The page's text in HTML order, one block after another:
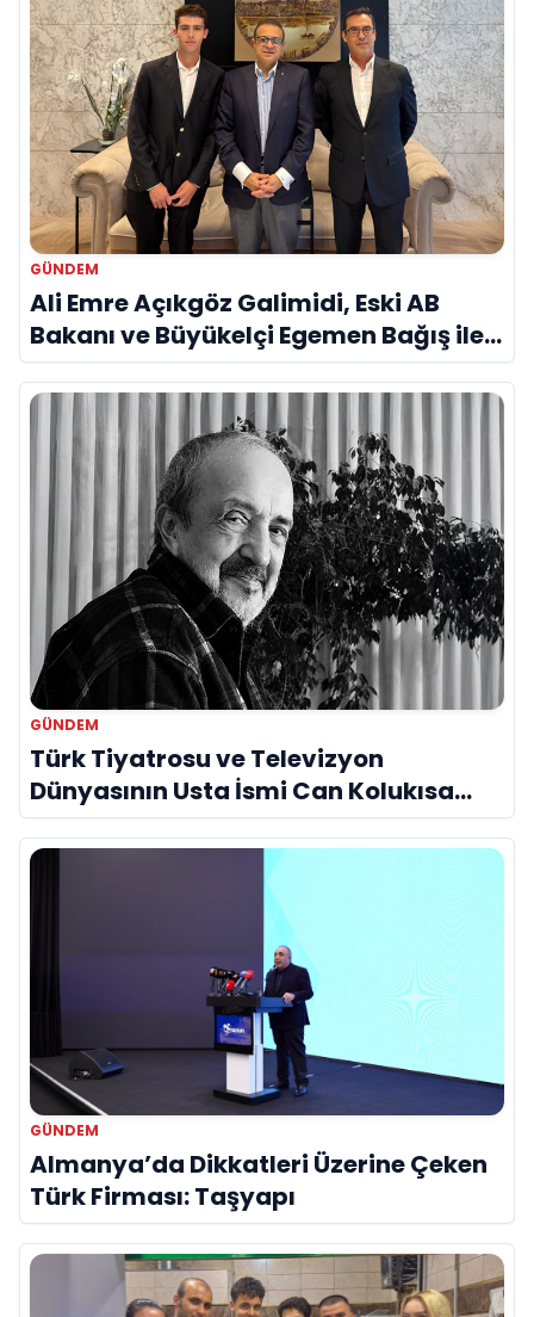
GÜNDEM
Ali Emre Açıkgöz Galimidi, Eski AB
Bakanı ve Büyükelçi Egemen Bağış ile
Bir Araya Geldi
GÜNDEM
Türk Tiyatrosu ve Televizyon
Dünyasının Usta İsmi Can Kolukısa
Hayatını Kaybetti
GÜNDEM
Almanya’da Dikkatleri Üzerine Çeken
Türk Firması: Taşyapı